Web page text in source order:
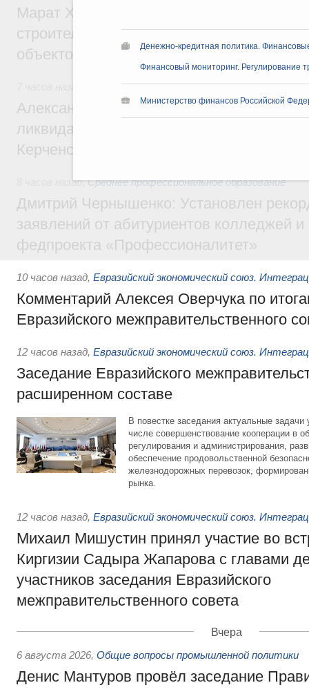
Денежно-кредитная политика.
Финансовый мониторинг. Регулирование
Министерство финансов Российской
Марат Хуснуллин: «Единый заказчик»
строительство и реконструкцию более
объектов
Чрезвычайные ситуации и ликвидация их
Александр Козлов провёл заседание
ликвидации последствий чрезвычайной
Керченском проливе
8 часов назад,Среднее профессиональное образование
Дмитрий Чернышенко: Установлен
заявлений от абитуриентов колледжей и
федпроекта «Профессионалитет»
10 часов назад, Евразийский экономический союз.
Комментарий Алексея Оверчука по
Евразийского межправительственного
12 часов назад, Евразийский экономический союз.
Заседание Евразийского
расширенном составе
В повестке заседания актуальные задачи
числе совершенствование кооперации в
регулирования и администрирования,
обеспечение продовольственной
железнодорожных перевозок,
рынка.
12 часов назад, Евразийский экономический союз.
Михаил Мишустин принял участие во
Киргизии Садыра Жапарова с главами
участников заседания Евразийского
межправительственного совета
Вчера
6 августа 2026, Общие вопросы промышленной политики
Денис Мантуров провёл заседание